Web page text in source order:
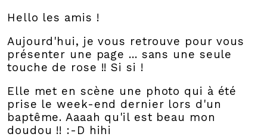
Hello les amis !
Aujourd'hui, je vous retrouve pour vous
présenter une page ... sans une seule
touche de rose !! Si si !
Elle met en scène une photo qui à été
prise le week-end dernier lors d'un
baptême. Aaaah qu'il est beau mon
doudou !! :-D hihi